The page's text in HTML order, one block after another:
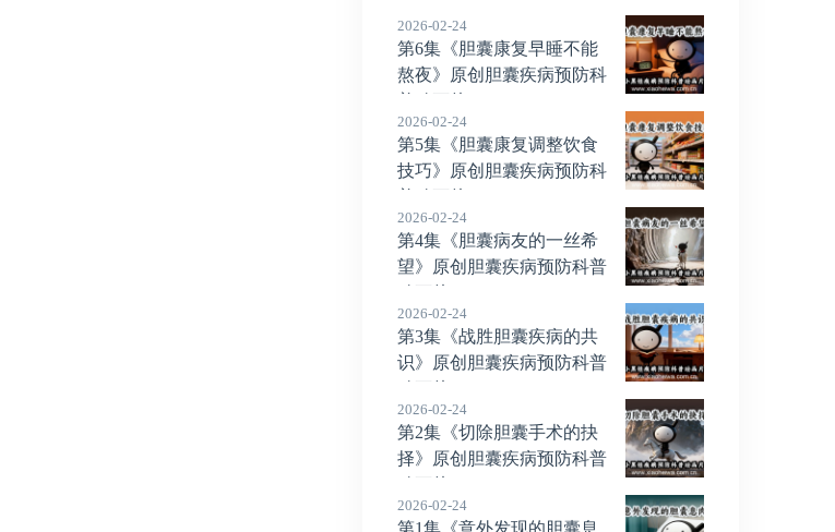
2026-02-24
第6集《胆囊康复早睡不能
熬夜》原创胆囊疾病预防科
2026-02-24
第5集《胆囊康复调整饮食
技巧》原创胆囊疾病预防科
2026-02-24
第4集《胆囊病友的一丝希
望》原创胆囊疾病预防科普
2026-02-24
第3集《战胜胆囊疾病的共
识》原创胆囊疾病预防科普
2026-02-24
第2集《切除胆囊手术的抉
择》原创胆囊疾病预防科普
2026-02-24